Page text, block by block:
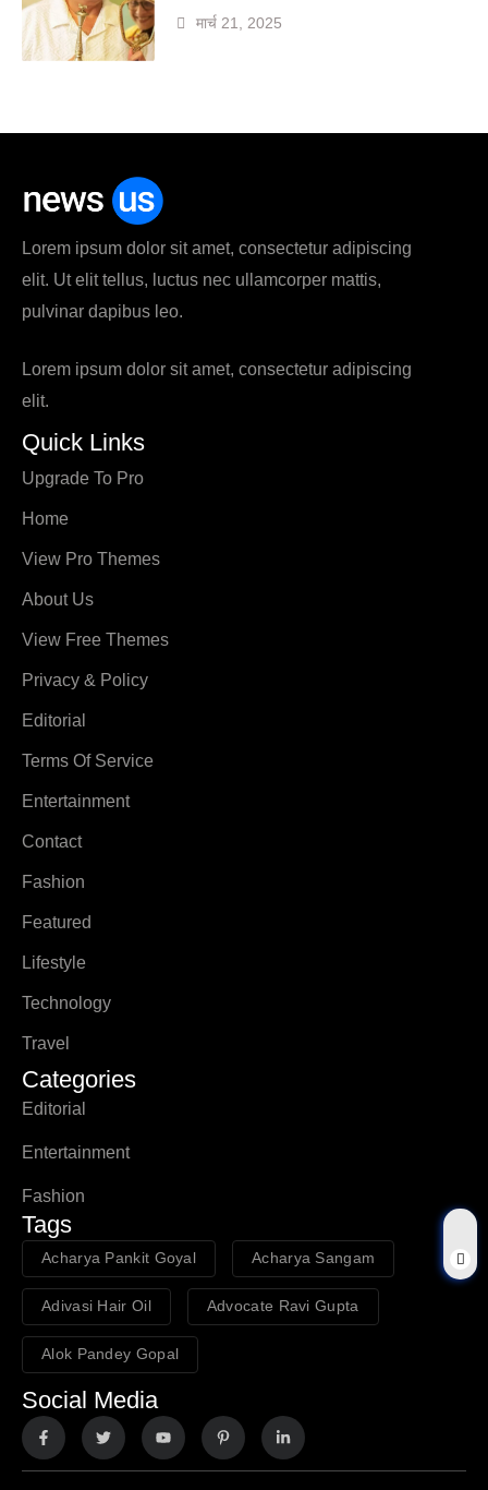
मार्च 21, 2025
Lorem ipsum dolor sit amet, consectetur adipiscing
elit. Ut elit tellus, luctus nec ullamcorper mattis,
pulvinar dapibus leo.
Lorem ipsum dolor sit amet, consectetur adipiscing
elit.
Quick Links
Upgrade To Pro
Home
View Pro Themes
About Us
View Free Themes
Privacy & Policy
Editorial
Terms Of Service
Entertainment
Contact
Fashion
Featured
Lifestyle
Technology
Travel
Categories
Editorial
Entertainment
Fashion
Tags
Acharya Pankit Goyal Acharya Sangam
Adivasi Hair Oil Advocate Ravi Gupta
Alok Pandey Gopal
Social Media